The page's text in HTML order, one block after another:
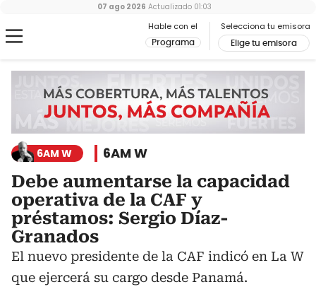
Hable con el
Programa
Selecciona tu emisora
Elige tu emisora
07 ago 2026 Actualizado 01:03
6AM W 6AM W
Debe aumentarse la capacidad
operativa de la CAF y
préstamos: Sergio Díaz-
Granados
El nuevo presidente de la CAF indicó en La W
que ejercerá su cargo desde Panamá.